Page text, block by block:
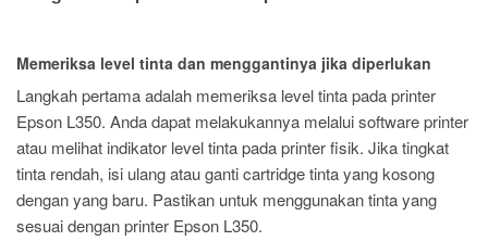
Memeriksa level tinta dan menggantinya jika diperlukan
Langkah pertama adalah memeriksa level tinta pada printer
Epson L350. Anda dapat melakukannya melalui software printer
atau melihat indikator level tinta pada printer fisik. Jika tingkat
tinta rendah, isi ulang atau ganti cartridge tinta yang kosong
dengan yang baru. Pastikan untuk menggunakan tinta yang
sesuai dengan printer Epson L350.